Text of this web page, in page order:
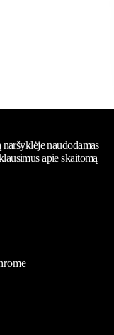
naudodamas
apie skaitomą